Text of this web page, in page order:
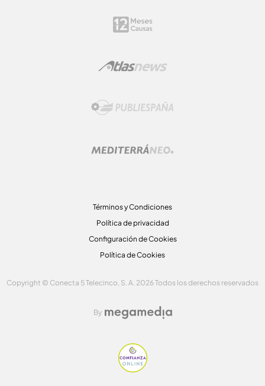
Términos y Condiciones
Política de privacidad
Configuración de Cookies
Política de Cookies
Copyright © Conecta 5 Telecinco, S. A. 2026 Todos los derechos reservados
By